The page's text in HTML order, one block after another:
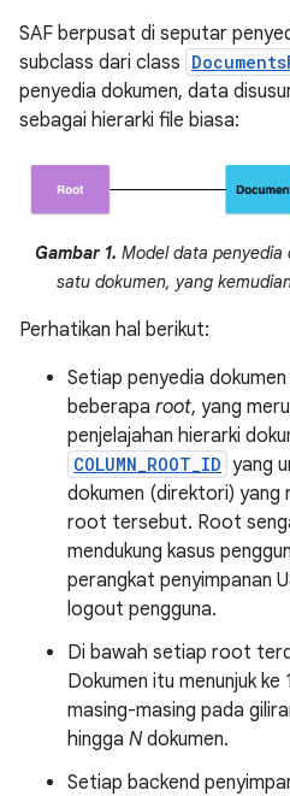
SAF berpusat di seputar
subclass dari class
penyedia dokumen, data
sebagai hierarki file biasa:
Gambar 1. Model data penyedia
satu dokumen, yang
Perhatikan hal berikut:
Setiap penyedia
beberapa root, yang
penjelajahan hierarki
COLUMN_ROOT_ID yang
dokumen (direktori) yang
root tersebut. Root
mendukung kasus
perangkat penyimpanan
logout pengguna.
Di bawah setiap root
Dokumen itu menunjuk ke
masing-masing pada
hingga N dokumen.
Setiap backend